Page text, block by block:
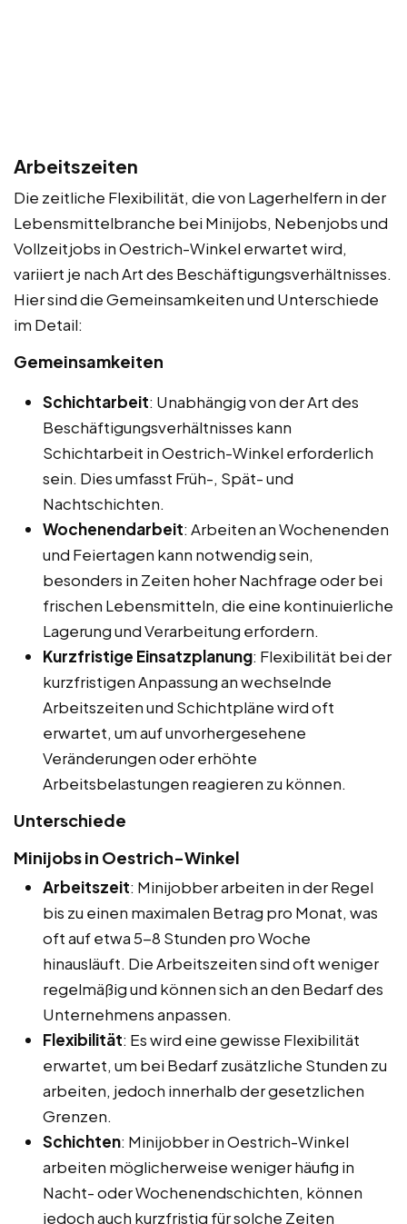
Arbeitszeiten
Die zeitliche Flexibilität, die von Lagerhelfern in der
Lebensmittelbranche bei Minijobs, Nebenjobs und
Vollzeitjobs in Oestrich-Winkel erwartet wird,
variiert je nach Art des Beschäftigungsverhältnisses.
Hier sind die Gemeinsamkeiten und Unterschiede
im Detail:
Gemeinsamkeiten
Schichtarbeit: Unabhängig von der Art des
Beschäftigungsverhältnisses kann
Schichtarbeit in Oestrich-Winkel erforderlich
sein. Dies umfasst Früh-, Spät- und
Nachtschichten.
Wochenendarbeit: Arbeiten an Wochenenden
und Feiertagen kann notwendig sein,
besonders in Zeiten hoher Nachfrage oder bei
frischen Lebensmitteln, die eine kontinuierliche
Lagerung und Verarbeitung erfordern.
Kurzfristige Einsatzplanung: Flexibilität bei der
kurzfristigen Anpassung an wechselnde
Arbeitszeiten und Schichtpläne wird oft
erwartet, um auf unvorhergesehene
Veränderungen oder erhöhte
Arbeitsbelastungen reagieren zu können.
Unterschiede
Minijobs in Oestrich-Winkel
Arbeitszeit: Minijobber arbeiten in der Regel
bis zu einen maximalen Betrag pro Monat, was
oft auf etwa 5-8 Stunden pro Woche
hinausläuft. Die Arbeitszeiten sind oft weniger
regelmäßig und können sich an den Bedarf des
Unternehmens anpassen.
Flexibilität: Es wird eine gewisse Flexibilität
erwartet, um bei Bedarf zusätzliche Stunden zu
arbeiten, jedoch innerhalb der gesetzlichen
Grenzen.
Schichten: Minijobber in Oestrich-Winkel
arbeiten möglicherweise weniger häufig in
Nacht- oder Wochenendschichten, können
jedoch auch kurzfristig für solche Zeiten